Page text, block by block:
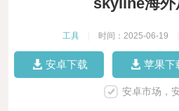
skyline海外
工具 时间：2025-06-19
安卓下载 苹果下
安卓市场，